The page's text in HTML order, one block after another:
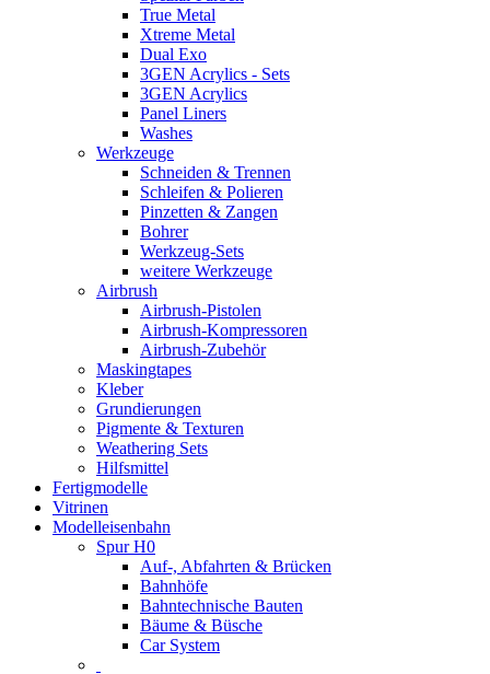
True Metal
Xtreme Metal
Dual Exo
3GEN Acrylics - Sets
3GEN Acrylics
Panel Liners
Washes
Werkzeuge
Schneiden & Trennen
Schleifen & Polieren
Pinzetten & Zangen
Bohrer
Werkzeug-Sets
weitere Werkzeuge
Airbrush
Airbrush-Pistolen
Airbrush-Kompressoren
Airbrush-Zubehör
Maskingtapes
Kleber
Grundierungen
Pigmente & Texturen
Weathering Sets
Hilfsmittel
Fertigmodelle
Vitrinen
Modelleisenbahn
Spur H0
Auf-, Abfahrten & Brücken
Bahnhöfe
Bahntechnische Bauten
Bäume & Büsche
Car System